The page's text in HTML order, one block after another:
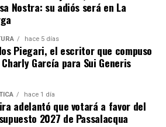
la Constitución Nacional,
Convenio 169 de la OIT; Ley
obliga al Estado a garantizar la
e informada ante medidas que los
ONU (2007), así como convenios y
de jerarquía constitucional.
Nostra: su adiós será en La
hace 5 días
Piegari, el escritor que compuso
García para Sui Generis
hace 1 día
adelantó que votará a favor del
2027 de Passalacqua